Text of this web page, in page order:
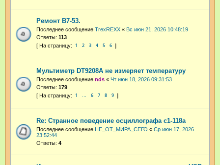
Ремонт В7-53.
Последнее сообщение TrexREXX « Вс июн 21, 2026 10:48:19
Ответы: 113
1 2 3 4 5 6
Мультиметр DT9208A не измеряет температуру
Последнее сообщение nds « Чт июн 18, 2026 09:31:53
Ответы: 179
1 6 7 8 9
Re: Странное поведение осциллографа с1-118а
Последнее сообщение НЕ_ОТ_МИРА_СЕГО « Ср июн 17, 2026
23:52:44
Ответы: 4